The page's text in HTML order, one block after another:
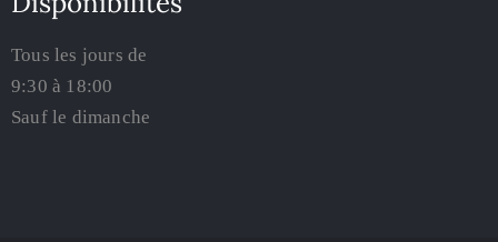
Tous les jours de
9:30 à 18:00
Sauf le dimanche